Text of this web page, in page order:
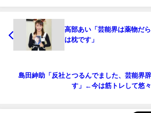
高部あい「芸能界は薬物だ
は枕です」
島田紳助「反社とつるんでました、芸能界
す」←今は筋トレして悠